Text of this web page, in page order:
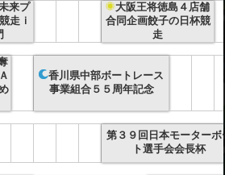
来プ
走ｉ
大阪王将徳島４店舗
合同企画餃子の日杯競
走
香川県中部ボートレース
事業組合５５周年記念
第３９回日本モーターボ
ト選手会会長杯